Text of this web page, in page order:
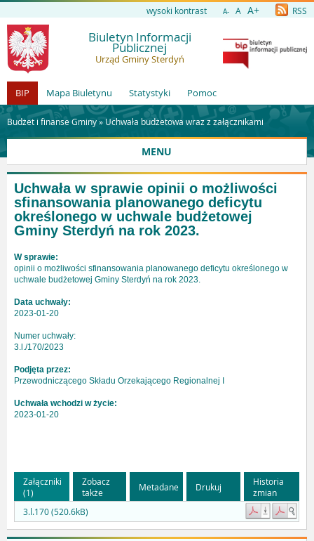
wysoki kontrast A- A A+ RSS
Biuletyn Informacji
Publicznej
Urząd Gminy Sterdyń
BIP Mapa Biuletynu Statystyki Pomoc
Budżet i finanse Gminy »Uchwała budżetowa wraz z załącznikami
MENU
Uchwała w sprawie opinii o możliwości
sfinansowania planowanego deficytu
określonego w uchwale budżetowej
Gminy Sterdyń na rok 2023.
W sprawie:
opinii o możliwości sfinansowania planowanego deficytu określonego w
uchwale budżetowej Gminy Sterdyń na rok 2023.
Data uchwały:
2023-01-20
Numer uchwały:
3.l./170/2023
Podjęta przez:
Przewodniczącego Składu Orzekającego Regionalnej I
Uchwała wchodzi w życie:
2023-01-20
Załączniki
(1)
Zobacz
także
Metadane Drukuj
Historia
zmian
3.l.170 (520.6kB)